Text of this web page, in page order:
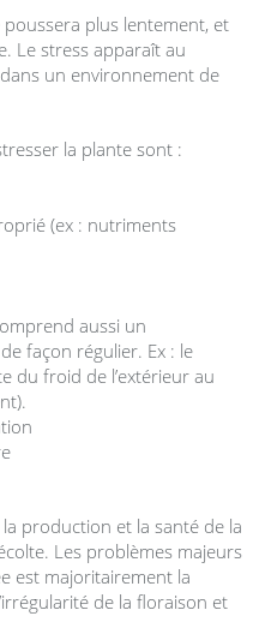
plus lentement, et
Le stress apparaît au
un environnement de
la plante sont :
(ex : nutriments
aussi un
façon régulier. Ex : le
du froid de l’extérieur au
production et la santé de la
Les problèmes majeurs
est majoritairement la
de la floraison et